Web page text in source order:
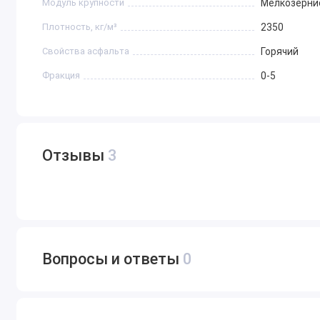
Модуль крупности
Плотность, кг/м³ 2350
Свойства асфальта Горячий
Фракция 0-5
Отзывы 3
Вопросы и ответы 0